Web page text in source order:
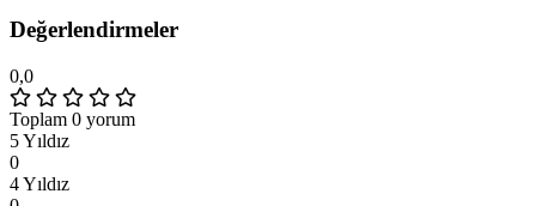
Değerlendirmeler
0,0
Toplam 0 yorum
5 Yıldız
0
4 Yıldız